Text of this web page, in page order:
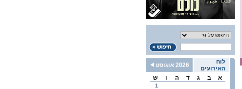
לוח
האירועים
2026 אוגוסט
א
ב ג ד ה ו ש
1